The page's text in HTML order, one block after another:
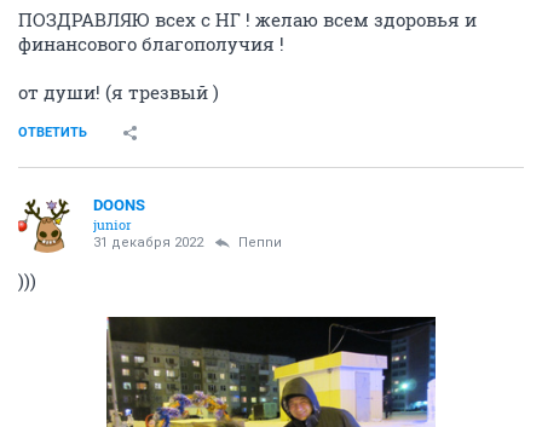
ПОЗДРАВЛЯЮ всех с НГ ! желаю всем здоровья и
финансового благополучия !
от души! (я трезвый )
ОТВЕТИТЬ
DOONS
junior
31 декабря 2022 Пепnи
)))